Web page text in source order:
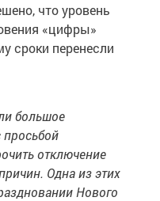
что уровень
«цифры»
сроки перенесли
большое
отключение
Одна из этих
Нового